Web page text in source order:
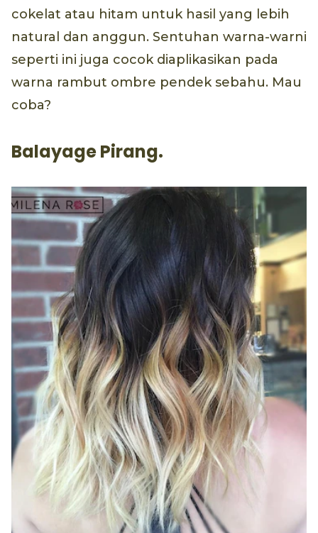
cokelat atau hitam untuk hasil yang lebih
natural dan anggun. Sentuhan warna-warni
seperti ini juga cocok diaplikasikan pada
warna rambut ombre pendek sebahu. Mau
coba?
Balayage Pirang.